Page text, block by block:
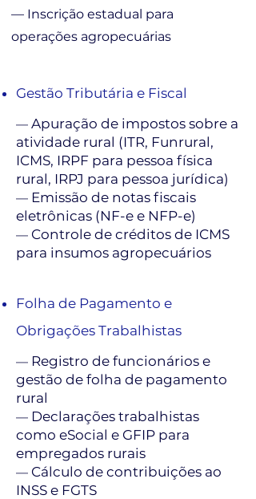
— Inscrição estadual para
operações agropecuárias
Gestão Tributária e Fiscal
— Apuração de impostos sobre a
atividade rural (ITR, Funrural,
ICMS, IRPF para pessoa física
rural, IRPJ para pessoa jurídica)
— Emissão de notas fiscais
eletrônicas (NF-e e NFP-e)
— Controle de créditos de ICMS
para insumos agropecuários
Folha de Pagamento e
Obrigações Trabalhistas
— Registro de funcionários e
gestão de folha de pagamento
rural
— Declarações trabalhistas
como eSocial e GFIP para
empregados rurais
— Cálculo de contribuições ao
INSS e FGTS